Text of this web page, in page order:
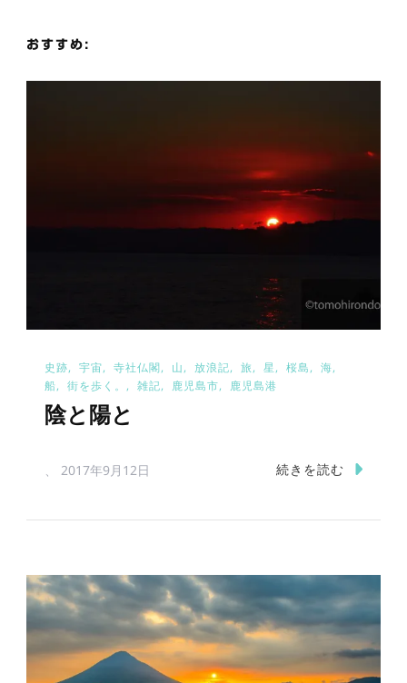
おすすめ:
史跡 宇宙 寺社仏閣 山 放浪記 旅 星 桜島
海
船
街を歩く。 雑記 鹿児島市 鹿児島港
陰と陽と
、 2017年9月12日 続きを読む